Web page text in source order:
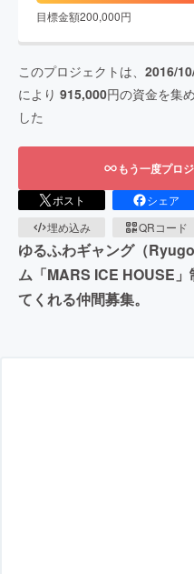
目標金額200,000円
このプロジェクトは、 2016/
により 915,000円の資金を集
した
もう一度プロ
ポスト シェア
埋め込み
QRコード
ゆるふわギャング（
ム「MARS ICE HOUSE
てくれる仲間募集。